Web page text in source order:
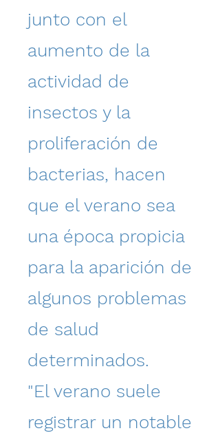
junto con el
aumento de la
actividad de
insectos y la
proliferación de
bacterias, hacen
que el verano sea
una época propicia
para la aparición de
algunos problemas
de salud
determinados.
"El verano suele
registrar un notable